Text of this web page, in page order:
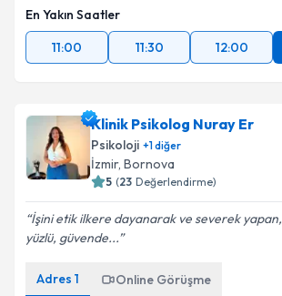
En Yakın Saatler
11:00
11:30 12:00
Klinik Psikolog Nuray Er
Psikoloji +1diğer
İzmir, Bornova
5 (23 Değerlendirme)
İşini etik ilkere dayanarak ve severek
yüzlü, güvende...
Adres 1 Online Görüşme